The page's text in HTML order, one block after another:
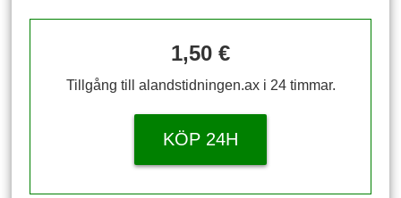
1,50 €
Tillgång till alandstidningen.ax i 24 timmar.
KÖP 24H